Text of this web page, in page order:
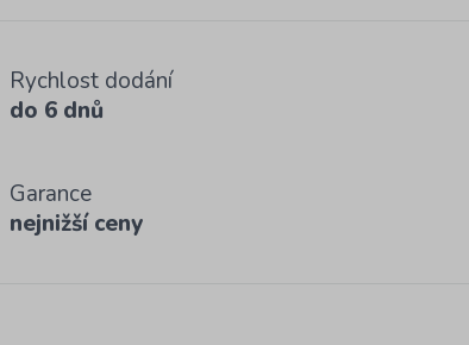
Rychlost dodání
do 6 dnů
Garance
nejnižší ceny